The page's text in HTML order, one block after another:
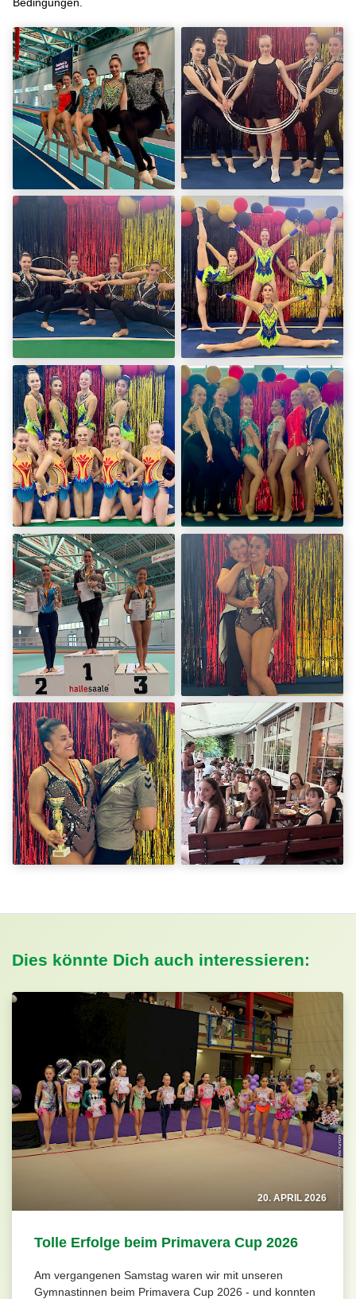
Bedingungen.
Dies könnte Dich auch interessieren:
20. APRIL 2026
Tolle Erfolge beim Primavera Cup 2026
Am vergangenen Samstag waren wir mit unseren
Gymnastinnen beim Primavera Cup 2026 - und konnten